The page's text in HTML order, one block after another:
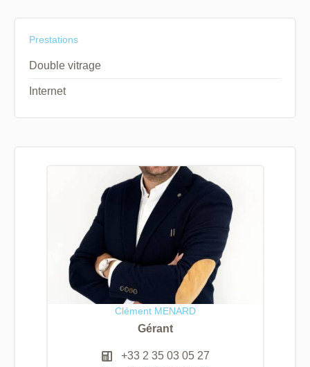
Prestations
Double vitrage
Internet
Clément MENARD
Gérant
+33 2 35 03 05 27